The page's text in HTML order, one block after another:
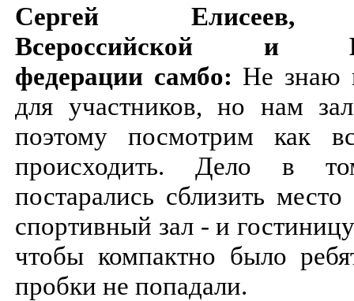
Сергей Елисеев,
Всероссийской и
федерации самбо: Не знаю
для участников, но нам
поэтому посмотрим как
происходить. Дело в
постарались сблизить
спортивный зал - и
чтобы компактно было
пробки не попадали.